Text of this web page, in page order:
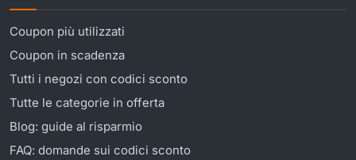
Coupon più utilizzati
Coupon in scadenza
Tutti i negozi con codici sconto
Tutte le categorie in offerta
Blog: guide al risparmio
FAQ: domande sui codici sconto